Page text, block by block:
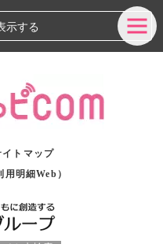
示する
イトマップ
明細Web）